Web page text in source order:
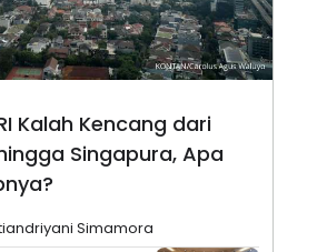
Kalah Kencang dari
Singapura, Apa
Simamora